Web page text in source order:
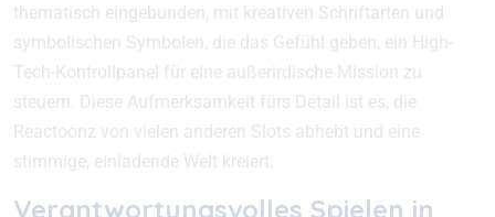
thematisch eingebunden, mit kreativen Schriftarten und
symbolischen Symbolen, die das Gefühl geben, ein High-
Tech-Kontrollpanel für eine außerirdische Mission zu
steuern. Diese Aufmerksamkeit fürs Detail ist es, die
Reactoonz von vielen anderen Slots abhebt und eine
stimmige, einladende Welt kreiert.
Verantwortungsvolles Spielen in